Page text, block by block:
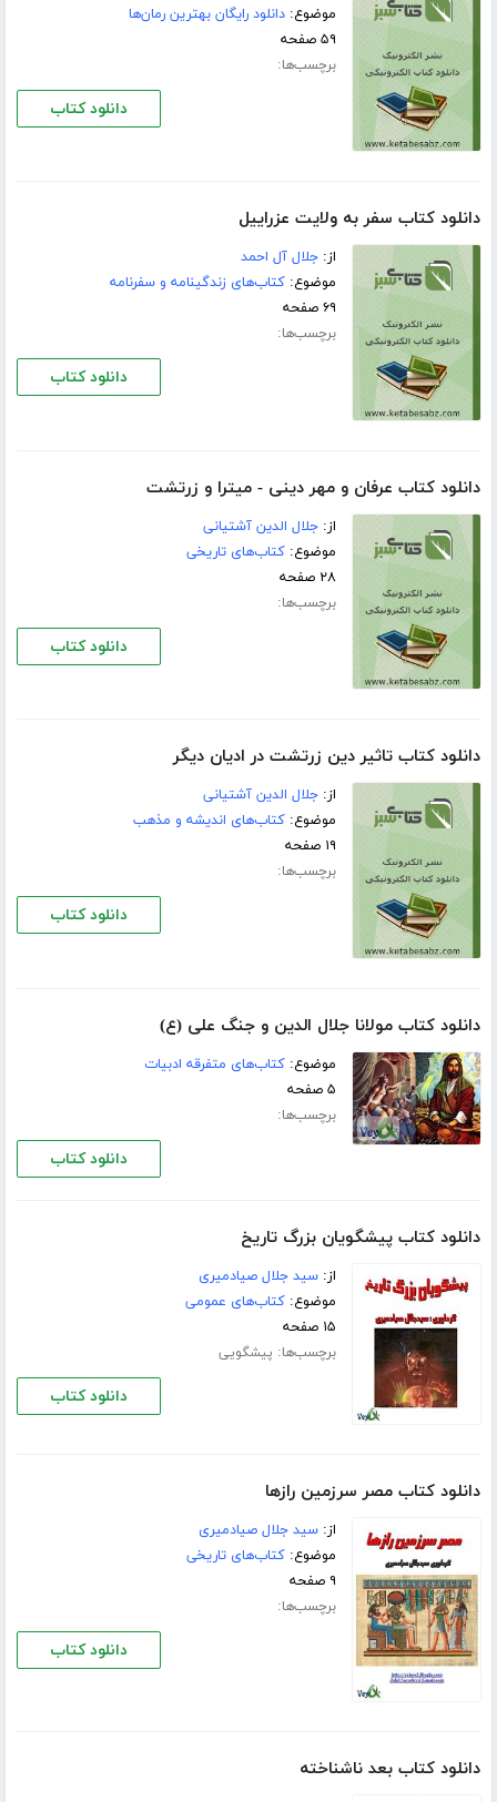
موضوع:دانلود رایگان بهترین رمان‌ها
۵۹ صفحه
برچسب‌ها:
دانلود کتاب
دانلود کتاب سفر به ولایت عزراییل
از:جلال آل احمد
موضوع:کتاب‌های زندگینامه و سفرنامه
۶۹ صفحه
برچسب‌ها:
دانلود کتاب
دانلود کتاب عرفان و مهر دینی - میترا و زرتشت
از:جلال الدین آشتیانی
موضوع:کتاب‌های تاریخی
۲۸ صفحه
برچسب‌ها:
دانلود کتاب
دانلود کتاب تاثیر دین زرتشت در ادیان دیگر
از:جلال الدین آشتیانی
موضوع:کتاب‌های اندیشه و مذهب
۱۹ صفحه
برچسب‌ها:
دانلود کتاب
دانلود کتاب مولانا جلال الدین و جنگ علی (ع)
موضوع:کتاب‌های متفرقه ادبیات
۵ صفحه
برچسب‌ها:
دانلود کتاب
دانلود کتاب پیشگویان بزرگ تاریخ
از:سید جلال صیادمیری
موضوع:کتاب‌های عمومی
۱۵ صفحه
برچسب‌ها: پیشگویی
دانلود کتاب
دانلود کتاب مصر سرزمین رازها
از:سید جلال صیادمیری
موضوع:کتاب‌های تاریخی
۹ صفحه
برچسب‌ها:
دانلود کتاب
دانلود کتاب بعد ناشناخته